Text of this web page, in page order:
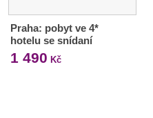
Praha: pobyt ve 4*
hotelu se snídaní
1 490 Kč